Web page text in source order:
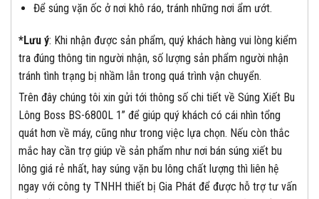
Để súng vặn ốc ở nơi khô ráo, tránh những nơi ẩm ướt.
*Lưu ý: Khi nhận được sản phẩm, quý khách hàng vui lòng kiểm
tra đúng thông tin người nhận, số lượng sản phẩm người nhận
tránh tình trạng bị nhầm lẫn trong quá trình vận chuyển.
Trên đây chúng tôi xin gửi tới thông số chi tiết về Súng Xiết Bu
Lông Boss BS-6800L 1” để giúp quý khách có cái nhìn tổng
quát hơn về máy, cũng như trong việc lựa chọn. Nếu còn thắc
mắc hay cần trợ giúp về sản phẩm như nơi bán súng xiết bu
lông giá rẻ nhất, hay súng vặn bu lông chất lượng thì liên hệ
ngay với công ty TNHH thiết bị Gia Phát để được hỗ trợ tư vấn